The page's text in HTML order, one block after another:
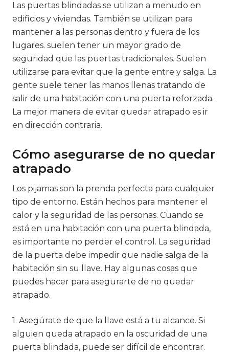
Las puertas blindadas se utilizan a menudo en
edificios y viviendas. También se utilizan para
mantener a las personas dentro y fuera de los
lugares. suelen tener un mayor grado de
seguridad que las puertas tradicionales. Suelen
utilizarse para evitar que la gente entre y salga. La
gente suele tener las manos llenas tratando de
salir de una habitación con una puerta reforzada.
La mejor manera de evitar quedar atrapado es ir
en dirección contraria.
Cómo asegurarse de no quedar
atrapado
Los pijamas son la prenda perfecta para cualquier
tipo de entorno. Están hechos para mantener el
calor y la seguridad de las personas. Cuando se
está en una habitación con una puerta blindada,
es importante no perder el control. La seguridad
de la puerta debe impedir que nadie salga de la
habitación sin su llave. Hay algunas cosas que
puedes hacer para asegurarte de no quedar
atrapado.
1. Asegúrate de que la llave está a tu alcance. Si
alguien queda atrapado en la oscuridad de una
puerta blindada, puede ser difícil de encontrar.